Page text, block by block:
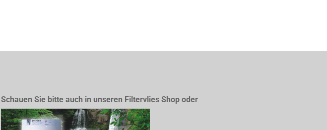
Schauen Sie bitte auch in unseren Filtervlies Shop oder